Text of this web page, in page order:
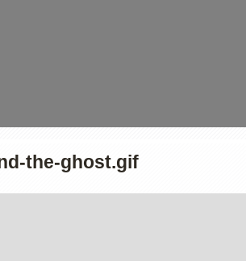
the-ghost.gif